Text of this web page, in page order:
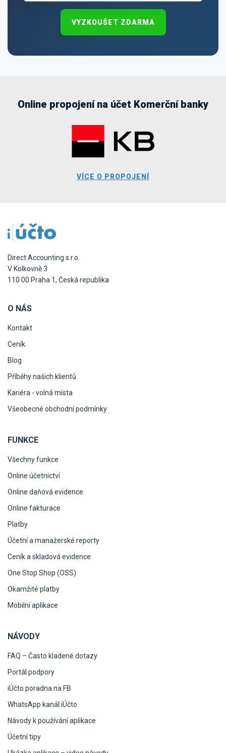
VYZKOUŠET ZDARMA
Online propojení na účet Komerční banky
VÍCE O PROPOJENÍ
Direct Accounting s.r.o.
V Kolkovně 3
110 00 Praha 1, Česká republika
O NÁS
Kontakt
Ceník
Blog
Příběhy našich klientů
Kariéra - volná místa
Všeobecné obchodní podmínky
FUNKCE
Všechny funkce
Online účetnictví
Online daňová evidence
Online fakturace
Platby
Účetní a manažerské reporty
Ceník a skladová evidence
One Stop Shop (OSS)
Okamžité platby
Mobilní aplikace
NÁVODY
FAQ – Často kladené dotazy
Portál podpory
iÚčto poradna na FB
WhatsApp kanál iÚčto
Návody k používání aplikace
Účetní tipy